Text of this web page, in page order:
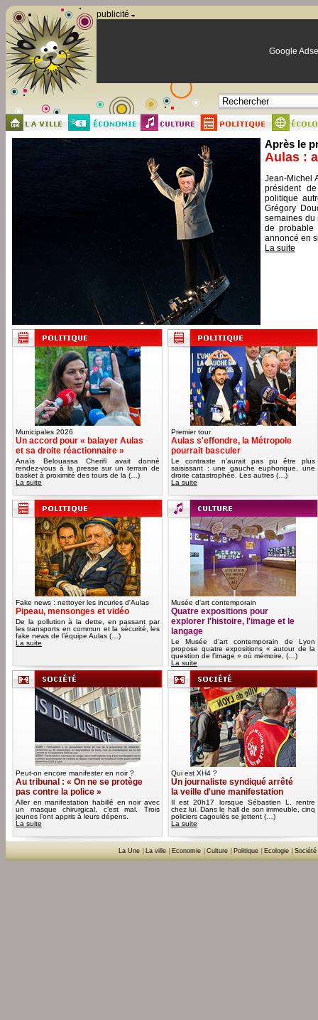
publicité
Google
Après le
Aulas :
Jean-Michel
président
politique
Grégory
semaines du
de probable
annoncé en
La suite
Municipales 2026
Un accord pour « balayer Aulas
et sa droite réactionnaire »
Anaïs Belouassa Cherifi avait donné
rendez-vous à la presse sur un terrain de
basket à proximité des tours de la (…)
La suite
Premier tour
Aulas s'effondre, la Métropole
pourrait basculer
Le contraste n’aurait pas pu être plus
saisissant : une gauche euphorique, une
droite catastrophée. Les autres (…)
La suite
Fake news : nettoyer les incuries d'Aulas
Pipeau, mensonges et vidéo
De la pollution à la dette, en passant par
les transports en commun et la sécurité, les
fake news de l’équipe Aulas (…)
La suite
Musée d'art contemporain
Quatre expositions pour
explorer l'histoire, l'image et le
langage
Le Musée d’art contemporain de Lyon
propose quatre expositions « autour de la
question de l’image » où mémoire, (…)
La suite
Peut-on encore manifester en noir ?
Au tribunal : « On ne se protège
pas contre la police »
Aller en manifestation habillé en noir avec
un masque chirurgical, c’est mal. Trois
jeunes l’ont appris à leurs dépens.
La suite
Qui est XH4 ?
Un journaliste syndiqué arrêté
la veille d'une manifestation
Il est 20h17 lorsque Sébastien L. rentre
chez lui. Dans le hall de son immeuble, cinq
policiers cagoulés se jettent (…)
La suite
La Une La ville Economie Culture Politique Ecologie Société
Panneau de gestion des cookies